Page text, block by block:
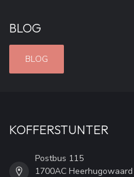
BLOG
BLOG
KOFFERSTUNTER
Postbus 115
1700AC Heerhugowaard